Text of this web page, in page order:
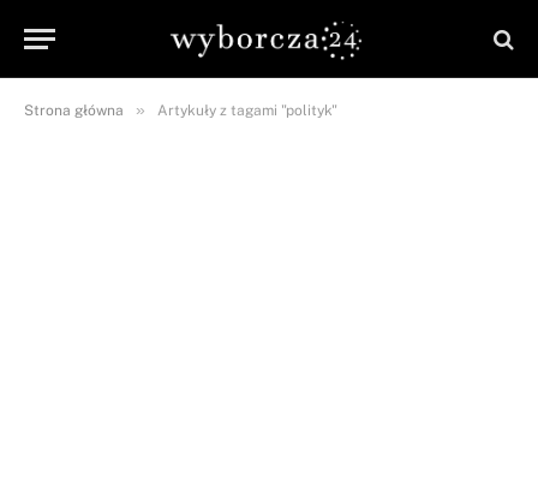
Strona główna » Artykuły z tagami "polityk"